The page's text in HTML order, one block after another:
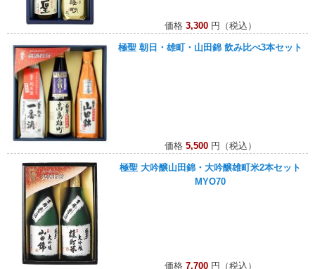
価格 3,300円（税込）
極聖 朝日・雄町・山田錦 飲み比べ3本セット
価格 5,500円（税込）
極聖 大吟醸山田錦・大吟醸雄町米2本セット
MYO70
価格 7,700円（税込）